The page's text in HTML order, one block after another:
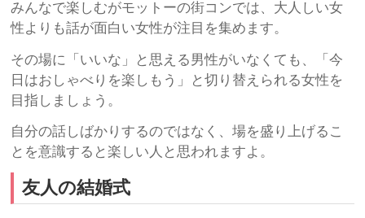
みんなで楽しむがモットーの街コンでは、大人しい女
性よりも話が面白い女性が注目を集めます。
その場に「いいな」と思える男性がいなくても、「今
日はおしゃべりを楽しもう」と切り替えられる女性を
目指しましょう。
自分の話しばかりするのではなく、場を盛り上げるこ
とを意識すると楽しい人と思われますよ。
友人の結婚式